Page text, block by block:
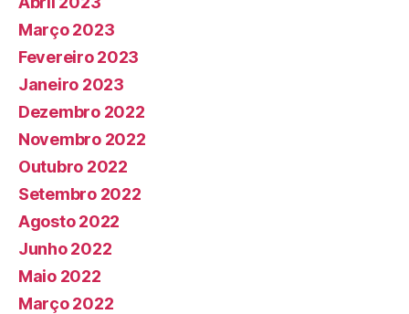
Março 2023
Fevereiro 2023
Janeiro 2023
Dezembro 2022
Novembro 2022
Outubro 2022
Setembro 2022
Agosto 2022
Junho 2022
Maio 2022
Março 2022